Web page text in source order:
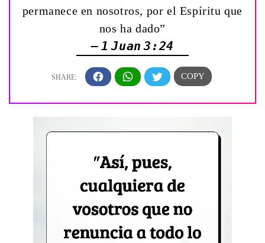
permanece en nosotros, por el Espíritu que
nos ha dado”
— 1 Juan 3:24